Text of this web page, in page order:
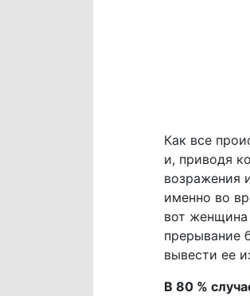
Как все
и, приводя
возражения
именно во
вот женщина
прерывание
вывести ее
В 80 %